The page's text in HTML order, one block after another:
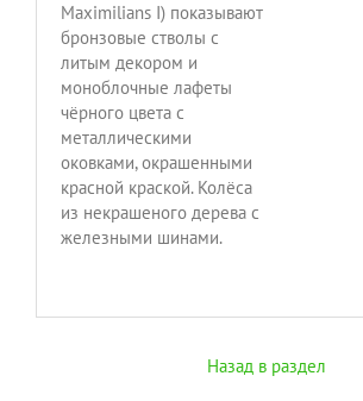
Maximilians I) показывают
бронзовые стволы с
литым декором и
моноблочные лафеты
чёрного цвета с
металлическими
оковками, окрашенными
красной краской. Колёса
из некрашеного дерева с
железными шинами.
Назад в раздел